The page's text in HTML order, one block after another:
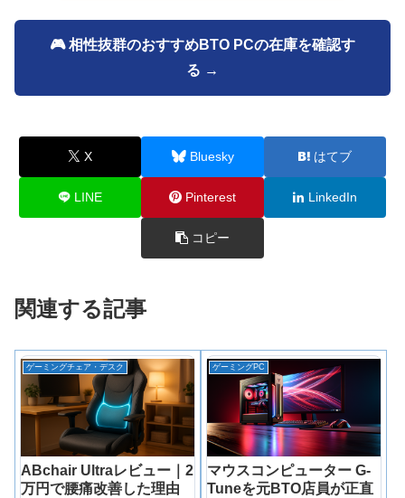
🎮 相性抜群のおすすめBTO PCの在庫を確認す
る →
X Bluesky はてブ
LINE Pinterest LinkedIn
コピー
関連する記事
ゲーミングチェア・デスク
ABchair Ultraレビュー｜2
万円で腰痛改善した理由
ゲーミングPC
マウスコンピューター G-
Tuneを元BTO店員が正直